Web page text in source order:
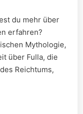
du mehr über
erfahren?
Mythologie,
über Fulla, die
Reichtums,‍